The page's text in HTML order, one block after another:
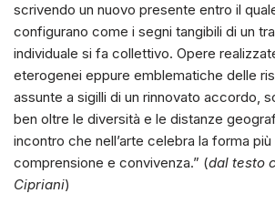
scrivendo un nuovo presente entro il
configurano come i segni tangibili di un
individuale si fa collettivo. Opere
eterogenei eppure emblematiche delle
assunte a sigilli di un rinnovato accordo,
ben oltre le diversità e le distanze
incontro che nell’arte celebra la forma più
comprensione e convivenza.” (dal testo
Cipriani)